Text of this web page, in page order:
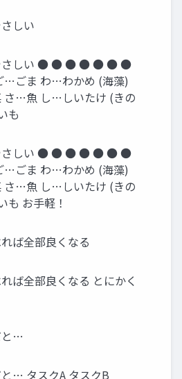
しい
さしい ● ● ● ● ● ● ●
…ごま わ…わかめ (海藻)
…魚 し…しいたけ (きの
も
さしい ● ● ● ● ● ● ●
…ごま わ…わかめ (海藻)
…魚 し…しいたけ (きの
も お手軽！
ば全部良くなる
ば全部良くなる とにかく
と…
… タスクA タスクB